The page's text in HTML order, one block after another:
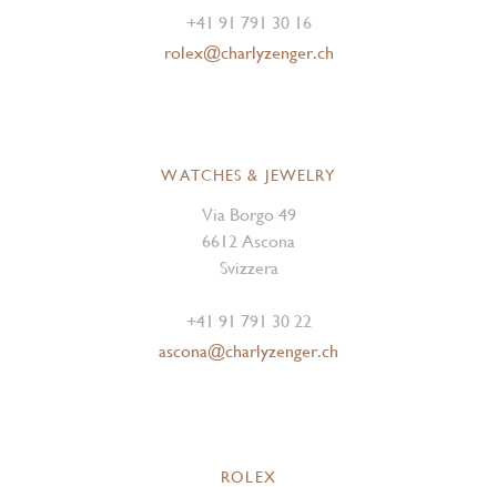
+41 91 791 30 16
rolex@charlyzenger.ch
WATCHES & JEWELRY
Via Borgo 49
6612 Ascona
Svizzera
+41 91 791 30 22
ascona@charlyzenger.ch
ROLEX